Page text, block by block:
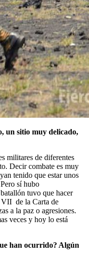
un sitio muy delicado,
militares de diferentes
Decir combate es muy
tenido que estar unos
sí hubo
tuvo que hacer
de la Carta de
a la paz o agresiones.
veces y hoy lo está
han ocurrido? Algún